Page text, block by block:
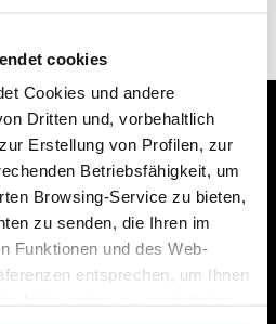
cookies
Cookies und andere
Dritten und, vorbehaltlich
Erstellung von Profilen, zur
Betriebsfähigkeit, um
Browsing-Service zu bieten,
zu senden, die Ihren im
Funktionen und des Web-
entsprechen, um Ihnen
Dienstleistungen